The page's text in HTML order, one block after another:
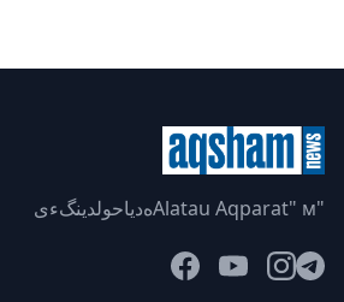
"Alatau Aqparat" мەدياحولدينگءى